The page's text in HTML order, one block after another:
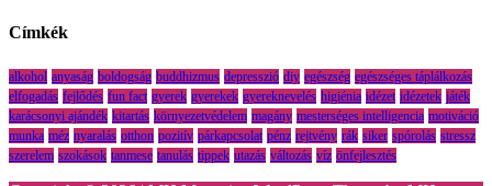
Címkék
alkohol anyaság boldogság buddhizmus depresszió diy egészség egészséges táplálkozás
elfogadás fejlődés fun fact gyerek gyerekek gyereknevelés higiénia idézet idézetek játék
karácsonyi ajándék kitartás környezetvédelem magány mesterséges intelligencia motiváció
munka méz nyaralás otthon pozitív párkapcsolat pénz rejtvény rák siker spórolás stressz
szerelem szokások tanmese tanulás tippek utazás változás víz önfejlesztés